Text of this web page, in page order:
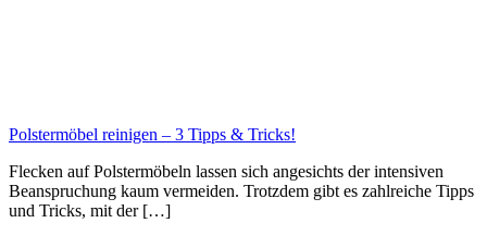
Polstermöbel reinigen – 3 Tipps & Tricks!
Flecken auf Polstermöbeln lassen sich angesichts der intensiven
Beanspruchung kaum vermeiden. Trotzdem gibt es zahlreiche Tipps
und Tricks, mit der […]